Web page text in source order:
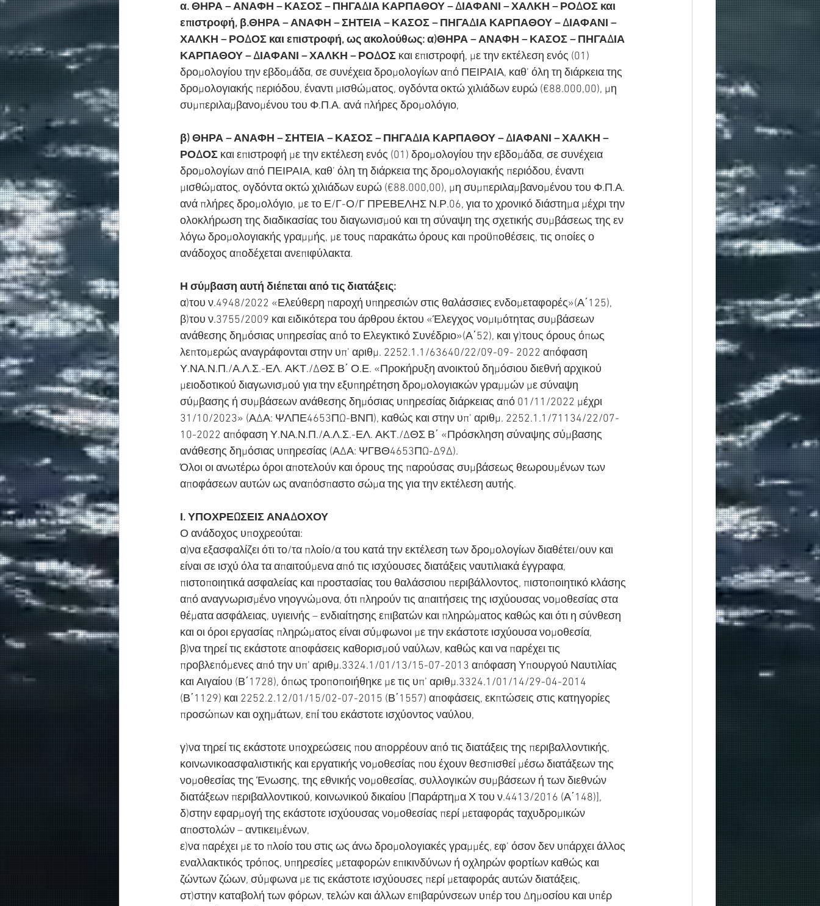
α. ΘΗΡΑ – ΑΝΑΦΗ – ΚΑΣΟΣ – ΠΗΓΑΔΙΑ ΚΑΡΠΑΘΟΥ – ΔΙΑΦΑΝΙ – ΧΑΛΚΗ – ΡΟΔΟΣ και
επιστροφή, β.ΘΗΡΑ – ΑΝΑΦΗ – ΣΗΤΕΙΑ – ΚΑΣΟΣ – ΠΗΓΑΔΙΑ ΚΑΡΠΑΘΟΥ – ΔΙΑΦΑΝΙ –
ΧΑΛΚΗ – ΡΟΔΟΣ και επιστροφή, ως ακολούθως: α)ΘΗΡΑ – ΑΝΑΦΗ – ΚΑΣΟΣ – ΠΗΓΑΔΙΑ
ΚΑΡΠΑΘΟΥ – ΔΙΑΦΑΝΙ – ΧΑΛΚΗ – ΡΟΔΟΣ και επιστροφή, με την εκτέλεση ενός (01)
δρομολογίου την εβδομάδα, σε συνέχεια δρομολογίων από ΠΕΙΡΑΙΑ, καθ’ όλη τη διάρκεια της
δρομολογιακής περιόδου, έναντι μισθώματος, ογδόντα οκτώ χιλιάδων ευρώ (€88.000,00), μη
συμπεριλαμβανομένου του Φ.Π.Α. ανά πλήρες δρομολόγιο,
β) ΘΗΡΑ – ΑΝΑΦΗ – ΣΗΤΕΙΑ – ΚΑΣΟΣ – ΠΗΓΑΔΙΑ ΚΑΡΠΑΘΟΥ – ΔΙΑΦΑΝΙ – ΧΑΛΚΗ –
ΡΟΔΟΣ και επιστροφή με την εκτέλεση ενός (01) δρομολογίου την εβδομάδα, σε συνέχεια
δρομολογίων από ΠΕΙΡΑΙΑ, καθ’ όλη τη διάρκεια της δρομολογιακής περιόδου, έναντι
μισθώματος, ογδόντα οκτώ χιλιάδων ευρώ (€88.000,00), μη συμπεριλαμβανομένου του Φ.Π.Α.
ανά πλήρες δρομολόγιο, με το Ε/Γ-Ο/Γ ΠΡΕΒΕΛΗΣ Ν.Ρ.06, για το χρονικό διάστημα μέχρι την
ολοκλήρωση της διαδικασίας του διαγωνισμού και τη σύναψη της σχετικής συμβάσεως της εν
λόγω δρομολογιακής γραμμής, με τους παρακάτω όρους και προϋποθέσεις, τις οποίες ο
ανάδοχος αποδέχεται ανεπιφύλακτα.
Η σύμβαση αυτή διέπεται από τις διατάξεις:
α)του ν.4948/2022 «Ελεύθερη παροχή υπηρεσιών στις θαλάσσιες ενδομεταφορές»(Α΄125),
β)του ν.3755/2009 και ειδικότερα του άρθρου έκτου «Έλεγχος νομιμότητας συμβάσεων
ανάθεσης δημόσιας υπηρεσίας από το Ελεγκτικό Συνέδριο»(Α΄52), και γ)τους όρους όπως
λεπτομερώς αναγράφονται στην υπ’ αριθμ. 2252.1.1/63640/22/09-09- 2022 απόφαση
Υ.ΝΑ.Ν.Π./Α.Λ.Σ.-ΕΛ. ΑΚΤ./ΔΘΣ Β΄ Ο.Ε. «Προκήρυξη ανοικτού δημόσιου διεθνή αρχικού
μειοδοτικού διαγωνισμού για την εξυπηρέτηση δρομολογιακών γραμμών με σύναψη
σύμβασης ή συμβάσεων ανάθεσης δημόσιας υπηρεσίας διάρκειας από 01/11/2022 μέχρι
31/10/2023» (ΑΔΑ: ΨΛΠΕ4653ΠΩ-ΒΝΠ), καθώς και στην υπ’ αριθμ. 2252.1.1/71134/22/07-
10-2022 απόφαση Υ.ΝΑ.Ν.Π./Α.Λ.Σ.-ΕΛ. ΑΚΤ./ΔΘΣ Β΄ «Πρόσκληση σύναψης σύμβασης
ανάθεσης δημόσιας υπηρεσίας (ΑΔΑ: ΨΓΒΘ4653ΠΩ-Δ9Δ).
Όλοι οι ανωτέρω όροι αποτελούν και όρους της παρούσας συμβάσεως θεωρουμένων των
αποφάσεων αυτών ως αναπόσπαστο σώμα της για την εκτέλεση αυτής.
Ι. ΥΠΟΧΡΕΩΣΕΙΣ ΑΝΑΔΟΧΟΥ
Ο ανάδοχος υποχρεούται:
α)να εξασφαλίζει ότι το/τα πλοίο/α του κατά την εκτέλεση των δρομολογίων διαθέτει/ουν και
είναι σε ισχύ όλα τα απαιτούμενα από τις ισχύουσες διατάξεις ναυτιλιακά έγγραφα,
πιστοποιητικά ασφαλείας και προστασίας του θαλάσσιου περιβάλλοντος, πιστοποιητικό κλάσης
από αναγνωρισμένο νηογνώμονα, ότι πληρούν τις απαιτήσεις της ισχύουσας νομοθεσίας στα
θέματα ασφάλειας, υγιεινής – ενδιαίτησης επιβατών και πληρώματος καθώς και ότι η σύνθεση
και οι όροι εργασίας πληρώματος είναι σύμφωνοι με την εκάστοτε ισχύουσα νομοθεσία,
β)να τηρεί τις εκάστοτε αποφάσεις καθορισμού ναύλων, καθώς και να παρέχει τις
προβλεπόμενες από την υπ’ αριθμ.3324.1/01/13/15-07-2013 απόφαση Υπουργού Ναυτιλίας
και Αιγαίου (Β΄1728), όπως τροποποιήθηκε με τις υπ’ αριθμ.3324.1/01/14/29-04-2014
(Β΄1129) και 2252.2.12/01/15/02-07-2015 (Β΄1557) αποφάσεις, εκπτώσεις στις κατηγορίες
προσώπων και οχημάτων, επί του εκάστοτε ισχύοντος ναύλου,
γ)να τηρεί τις εκάστοτε υποχρεώσεις που απορρέουν από τις διατάξεις της περιβαλλοντικής,
κοινωνικοασφαλιστικής και εργατικής νομοθεσίας που έχουν θεσπισθεί μέσω διατάξεων της
νομοθεσίας της Ένωσης, της εθνικής νομοθεσίας, συλλογικών συμβάσεων ή των διεθνών
διατάξεων περιβαλλοντικού, κοινωνικού δικαίου [Παράρτημα Χ του ν.4413/2016 (Α΄148)],
δ)στην εφαρμογή της εκάστοτε ισχύουσας νομοθεσίας περί μεταφοράς ταχυδρομικών
αποστολών – αντικειμένων,
ε)να παρέχει με το πλοίο του στις ως άνω δρομολογιακές γραμμές, εφ’ όσον δεν υπάρχει άλλος
εναλλακτικός τρόπος, υπηρεσίες μεταφορών επικινδύνων ή οχληρών φορτίων καθώς και
ζώντων ζώων, σύμφωνα με τις εκάστοτε ισχύουσες περί μεταφοράς αυτών διατάξεις,
στ)στην καταβολή των φόρων, τελών και άλλων επιβαρύνσεων υπέρ του Δημοσίου και υπέρ